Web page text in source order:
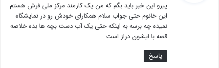
:
پیرو این خبر باید بگم که من یک کارمند مرکز ملی فرش هستم
این خانوم حتی جواب سلام همکارای خودش رو در نمایشگاه
نمیده چه برسه به اینکه حتی یک آب دست بچه ها بده خلاصه
قصه با ایشون دراز است
پاسخ